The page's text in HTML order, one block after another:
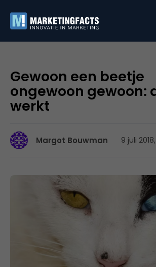
Gewoon een beetje
ongewoon gewoon:
werkt
Margot Bouwman 9 juli